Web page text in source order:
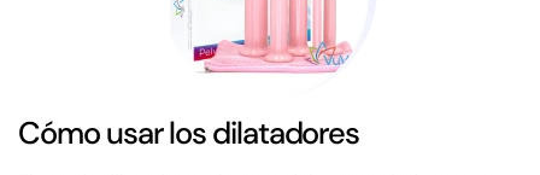
Cómo usar los dilatadores